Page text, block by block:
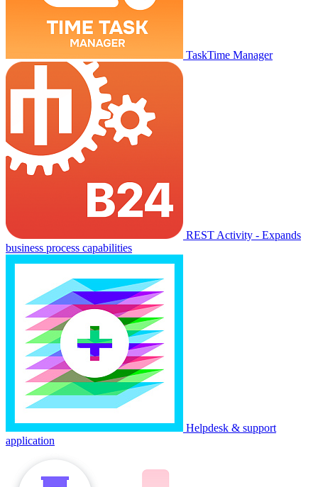
TaskTime Manager
REST Activity - Expands
business process capabilities
Helpdesk & support
application